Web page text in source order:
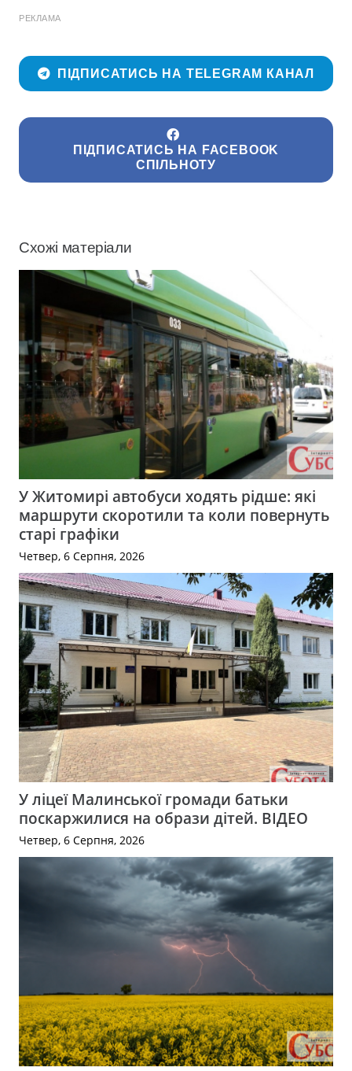
РЕКЛАМА
ПІДПИСАТИСЬ НА TELEGRAM КАНАЛ
ПІДПИСАТИСЬ НА FACEBOOK
СПІЛЬНОТУ
Схожі матеріали
У Житомирі автобуси ходять рідше: які
маршрути скоротили та коли повернуть
старі графіки
Четвер, 6 Серпня, 2026
У ліцеї Малинської громади батьки
поскаржилися на образи дітей. ВІДЕО
Четвер, 6 Серпня, 2026